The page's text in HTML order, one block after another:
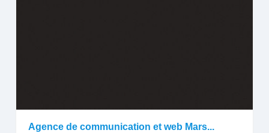
Agence de communication et web Mars...